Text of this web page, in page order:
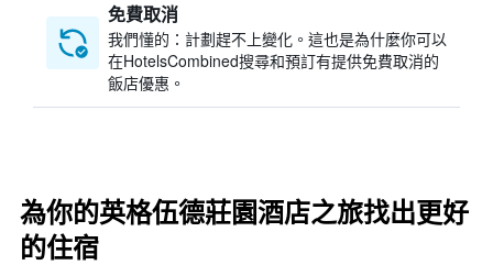
免費取消
我們懂的：計劃趕不上變化。這也是為什麼你可以
在HotelsCombined搜尋和預訂有提供免費取消的
飯店優惠。
為你的英格伍德莊園酒店之旅找出更好
的住宿